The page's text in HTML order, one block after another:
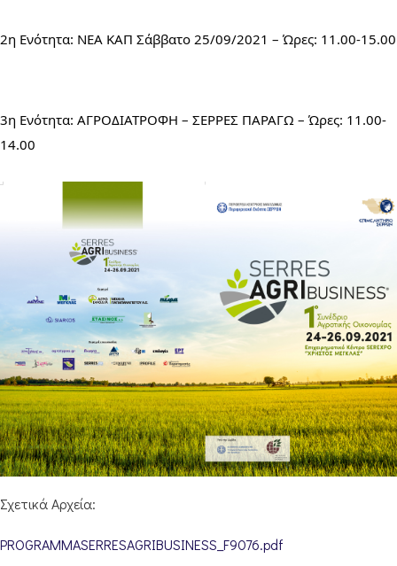
2η Ενότητα: ΝΕΑ ΚΑΠ Σάββατο 25/09/2021 – Ώρες: 11.00-15.00
3η Ενότητα: ΑΓΡΟΔΙΑΤΡΟΦΗ – ΣΕΡΡΕΣ ΠΑΡΑΓΩ – Ώρες: 11.00-
14.00
Σχετικά Αρχεία:
PROGRAMMASERRESAGRIBUSINESS_F9076.pdf